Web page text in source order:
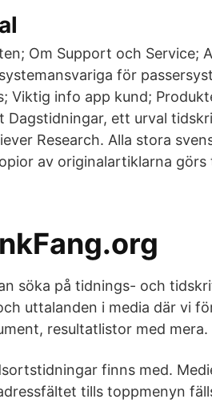
Om Support och Service;
för
Viktig info app kund;
Dagstidningar, ett urval
Research. Alla stora
av originalartiklarna görs
söka på tidnings- och
uttalanden i media där vi
resultatlistor med mera.
finns med.
tills toppmenyn